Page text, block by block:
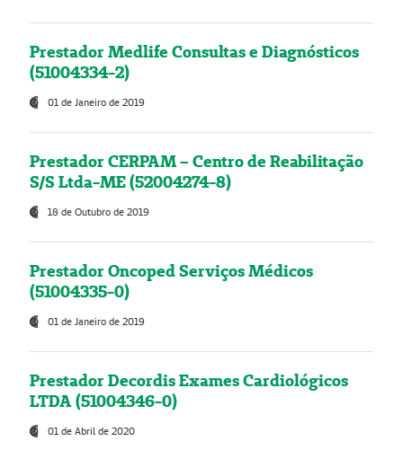
Prestador Medlife Consultas e Diagnósticos
(51004334-2)
01 de Janeiro de 2019
Prestador CERPAM – Centro de Reabilitação
S/S Ltda-ME (52004274-8)
18 de Outubro de 2019
Prestador Oncoped Serviços Médicos
(51004335-0)
01 de Janeiro de 2019
Prestador Decordis Exames Cardiológicos
LTDA (51004346-0)
01 de Abril de 2020